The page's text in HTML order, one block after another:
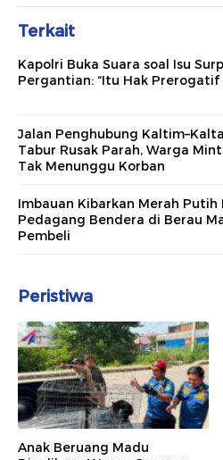
Terkait
Kapolri Buka Suara soal Isu
Pergantian: “Itu Hak Prerogatif
Jalan Penghubung
Tabur Rusak Parah, Warga
Tak Menunggu Korban
Imbauan Kibarkan Merah Putih
Pedagang Bendera di Berau
Pembeli
Peristiwa
Anak Beruang Madu